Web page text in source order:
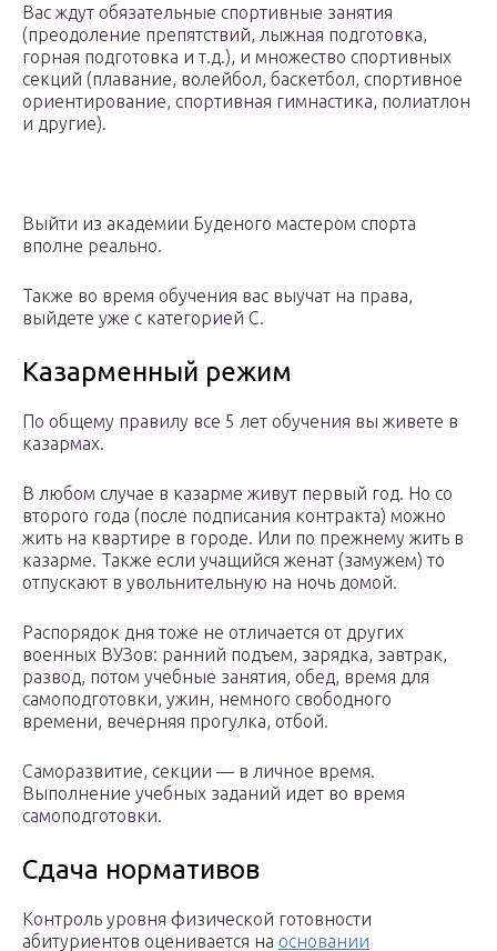
Вас ждут обязательные спортивные занятия
(преодоление препятствий, лыжная подготовка,
горная подготовка и т.д.), и множество спортивных
секций (плавание, волейбол, баскетбол, спортивное
ориентирование, спортивная гимнастика, полиатлон
и другие).
Выйти из академии Буденого мастером спорта
вполне реально.
Также во время обучения вас выучат на права,
выйдете уже с категорией С.
Казарменный режим
По общему правилу все 5 лет обучения вы живете в
казармах.
В любом случае в казарме живут первый год. Но со
второго года (после подписания контракта) можно
жить на квартире в городе. Или по прежнему жить в
казарме. Также если учащийся женат (замужем) то
отпускают в увольнительную на ночь домой.
Распорядок дня тоже не отличается от других
военных ВУЗов: ранний подъем, зарядка, завтрак,
развод, потом учебные занятия, обед, время для
самоподготовки, ужин, немного свободного
времени, вечерняя прогулка, отбой.
Саморазвитие, секции — в личное время.
Выполнение учебных заданий идет во время
самоподготовки.
Сдача нормативов
Контроль уровня физической готовности
абитуриентов оценивается на основании